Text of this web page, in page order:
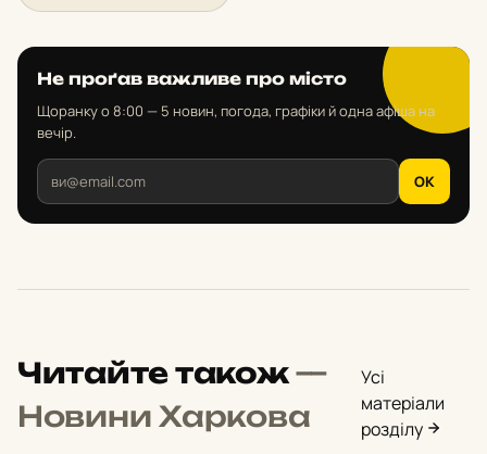
Не проґав важливе про місто
Щоранку о 8:00 — 5 новин, погода, графіки й одна афіша на
вечір.
OK
Читайте також—
Новини Харкова
Усі
матеріали
розділу